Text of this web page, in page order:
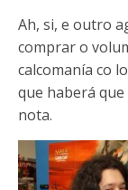
Ah, si, e outro
comprar o
calcomanía co
que haberá
nota.